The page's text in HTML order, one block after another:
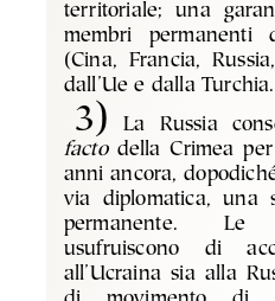
territoriale; una
membri permanenti
(Cina, Francia,
dall’Ue e dalla Turchia.
3) La Russia
factodella Crimea
anni ancora,
via diplomatica, una
permanente.
usufruiscono di
all’Ucraina sia alla